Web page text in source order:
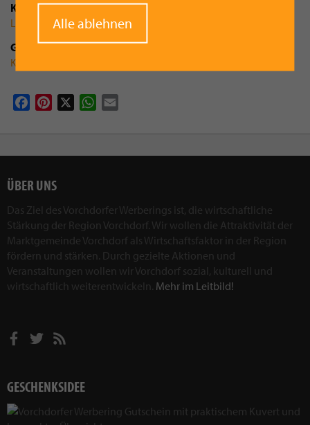
Kategorie
Leben
Gruppenzugehörigkeit
Katholisches Bildungswerk
FacebookPinterest WhatsApp
ÜBER UNS
Das Ziel des Vorchdorfer Werberings ist, die wirtschaftliche
Stärkung der Region Vorchdorf. Wir wollen die Attraktivität der
Marktgemeinde Vorchdorf als Wirtschaftsfaktor in der Region
fördern und stärken. Durch gezielte Aktionen und
Veranstaltungen wollen wir Vorchdorf sozial, kulturell und
wirtschaftlich weiterentwickeln. Mehr im Leitbild!
GESCHENKSIDEE
Alle ablehnen